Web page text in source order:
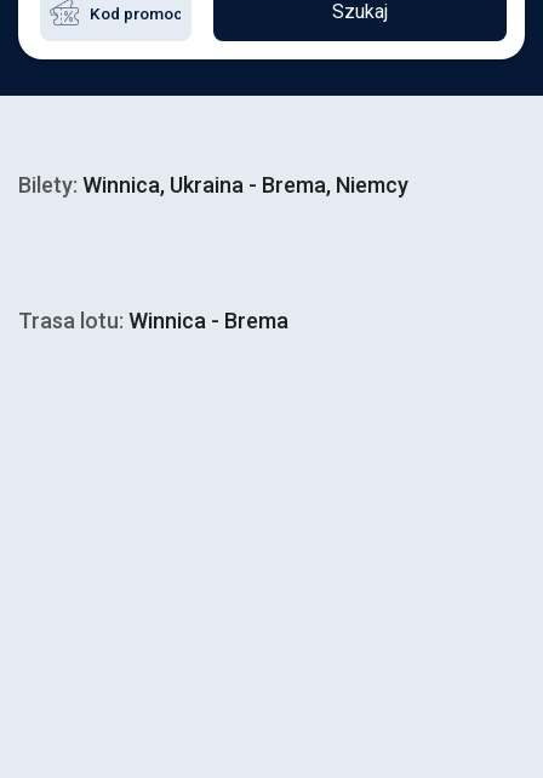
Szukaj
Bilety: Winnica, Ukraina - Brema, Niemcy
Trasa lotu: Winnica - Brema